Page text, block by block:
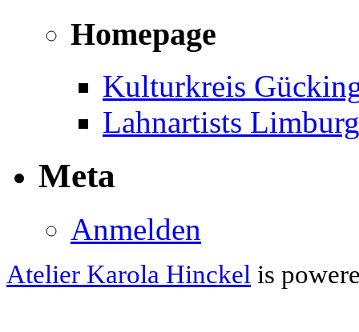
Homepage
Kulturkreis
Lahnartists Limburg
Meta
Anmelden
Atelier Karola Hinckel is